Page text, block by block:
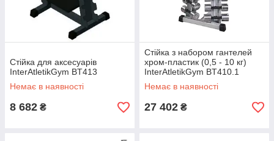
Стійка для аксесуарів
InterAtletikGym BT413
Немає в наявності
8 682 ₴
Стійка з набором гантелей
хром-пластик (0,5 - 10 кг)
InterAtletikGym BT410.1
Немає в наявності
27 402 ₴